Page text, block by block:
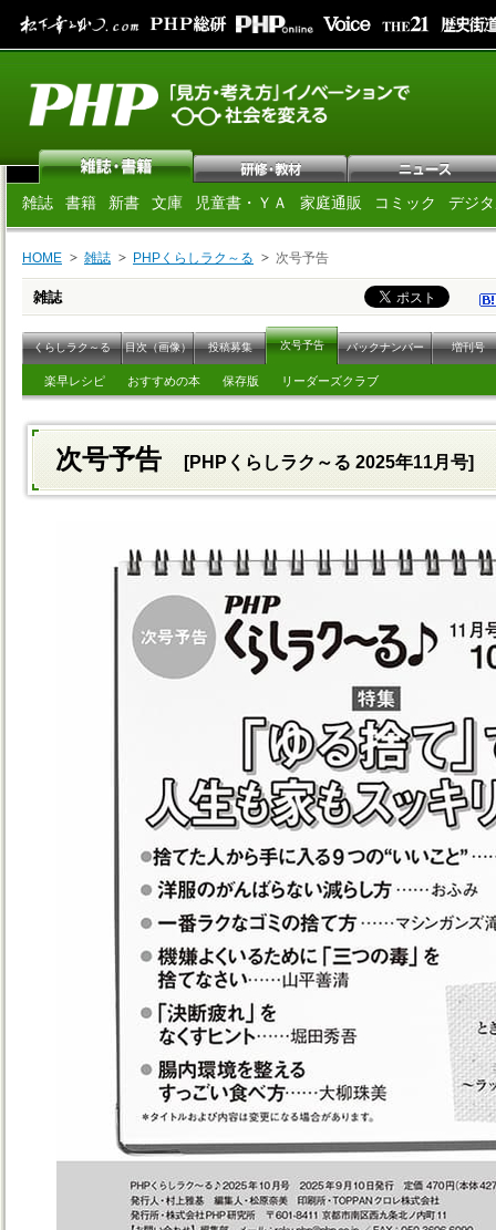
雑誌 書籍 新書 文庫 児童書・ＹＡ 家庭通販 コミック デジ
HOME 雑誌 PHPくらしラク～る 次号予告
雑誌
くらしラク～る 目次（画像） 投稿募集 次号予告 バックナンバー 増刊号
楽早レシピ おすすめの本 保存版 リーダーズクラブ
次号予告 [PHPくらしラク～る 2025年11月号]